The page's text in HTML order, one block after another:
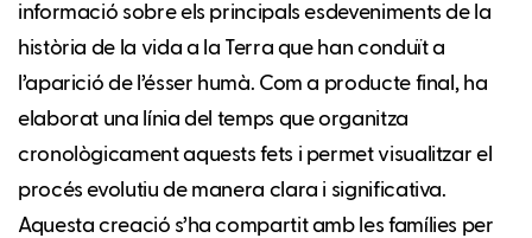
informació sobre els principals esdeveniments de la
història de la vida a la Terra que han conduït a
l’aparició de l’ésser humà. Com a producte final, ha
elaborat una línia del temps que organitza
cronològicament aquests fets i permet visualitzar el
procés evolutiu de manera clara i significativa.
Aquesta creació s’ha compartit amb les famílies per